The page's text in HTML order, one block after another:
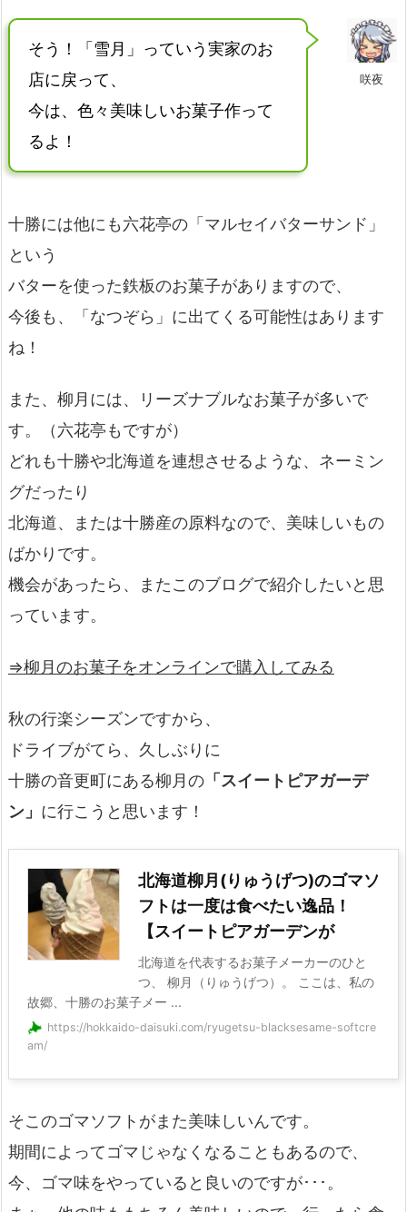
咲夜
そう！「雪月」っていう実家のお
店に戻って、
今は、色々美味しいお菓子作って
るよ！
十勝には他にも六花亭の「マルセイバターサンド」
という
バターを使った鉄板のお菓子がありますので、
今後も、「なつぞら」に出てくる可能性はあります
ね！
また、柳月には、リーズナブルなお菓子が多いで
す。（六花亭もですが）
どれも十勝や北海道を連想させるような、ネーミン
グだったり
北海道、または十勝産の原料なので、美味しいもの
ばかりです。
機会があったら、またこのブログで紹介したいと思
っています。
⇒柳月のお菓子をオンラインで購入してみる
秋の行楽シーズンですから、
ドライブがてら、久しぶりに
十勝の音更町にある柳月の 「スイートピアガーデ
ン」 に行こうと思います！
北海道柳月(りゅうげつ)のゴマソ
フトは一度は食べたい逸品！
【スイートピアガーデンが
北海道を代表するお菓子メーカーのひと
つ、 柳月（りゅうげつ）。 ここは、私の
故郷、十勝のお菓子メー ...
https://hokkaido-daisuki.com/ryugetsu-blacksesame-softcre
am/
そこのゴマソフトがまた美味しいんです。
期間によってゴマじゃなくなることもあるので、
今、ゴマ味をやっていると良いのですが･･･。